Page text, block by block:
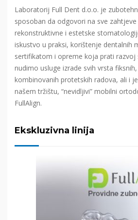
Laboratorij Full Dent d.o.o. je
sposoban da odgovori na sve
rekonstruktivne i estetske
iskustvo u praksi, korištenje dentalnih
sertifikatom i opreme koja prati razvoj
nudimo usluge izrade svih vrsta
kombinovanih protetskih radova, ali i
našem tržištu, “nevidljivi” mobilni
FullAlign.
Ekskluzivna linija